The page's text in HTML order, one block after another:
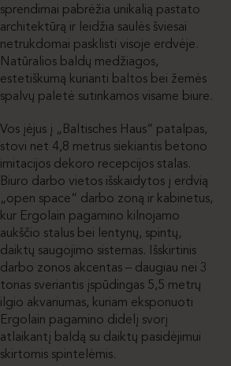
sprendimai pabrėžia unikalią pastato
architektūrą ir leidžia saulės šviesai
netrukdomai pasklisti visoje erdvėje.
Natūralios baldų medžiagos,
estetiškumą kurianti baltos bei žemės
spalvų paletė sutinkamos visame biure.
Vos įėjus į „Baltisches Haus“ patalpas,
stovi net 4,8 metrus siekiantis betono
imitacijos dekoro recepcijos stalas.
Biuro darbo vietos išskaidytos į erdvią
„open space“ darbo zoną ir kabinetus,
kur Ergolain pagamino kilnojamo
aukščio stalus bei lentynų, spintų,
daiktų saugojimo sistemas. Išskirtinis
darbo zonos akcentas – daugiau nei 3
tonas sveriantis įspūdingas 5,5 metrų
ilgio akvariumas, kuriam eksponuoti
Ergolain pagamino didelį svorį
atlaikantį baldą su daiktų pasidėjimui
skirtomis spintelėmis.